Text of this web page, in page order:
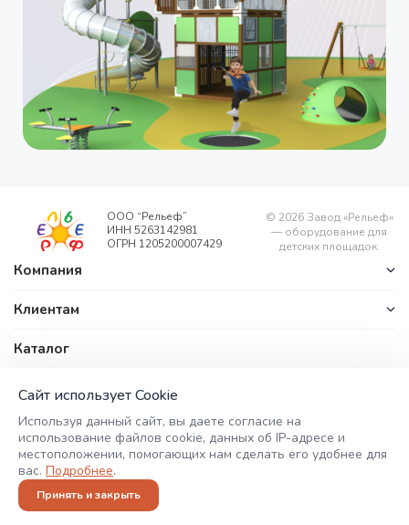
ООО “Рельеф”
ИНН 5263142981
ОГРН 1205200007429
© 2026Завод «Рельеф»
— оборудование для
детских площадок.
Компания
Клиентам
Каталог
+7 (800) 201-
49-49
+7 (908) 752-
56-46
ул. Береговая, д. 1/1, п.
Воскресенский район,
Нижегородская
область, 606735
Сайт использует Cookie
Используя данный сайт, вы даете согласие на
использование файлов cookie, данных об IP-адресе и
местоположении, помогающих нам сделать его удобнее для
вас. Подробнее.
Принять и закрыть